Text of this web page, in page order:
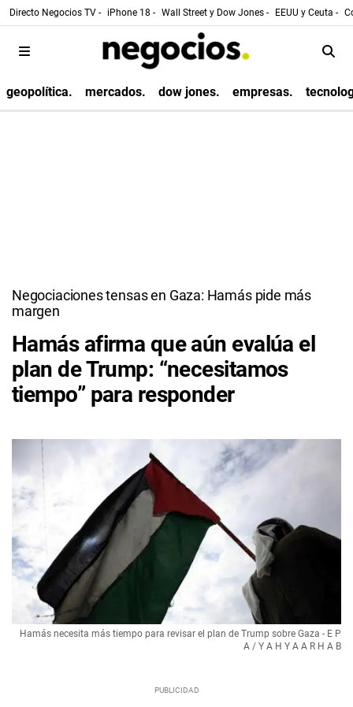
Directo Negocios TV - iPhone 18 - Wall Street y Dow Jones - EEUU y Ceuta -
geopolítica. mercados. dow jones. empresas.
Negociaciones tensas en Gaza: Hamás pide más
margen
Hamás afirma que aún evalúa el
plan de Trump: “necesitamos
tiempo” para responder
Hamás necesita más tiempo para revisar el plan de Trump sobre Gaza - E P
A / Y A H Y A A R H A B